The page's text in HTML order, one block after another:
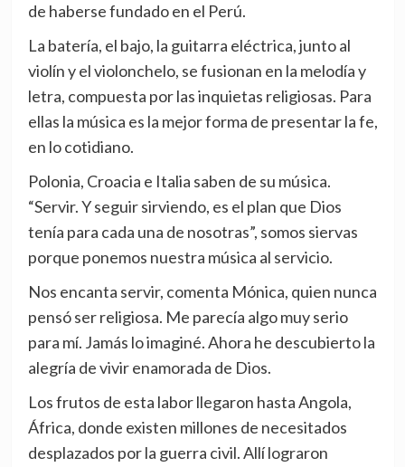
de haberse fundado en el Perú.
La batería, el bajo, la guitarra eléctrica, junto al
violín y el violonchelo, se fusionan en la melodía y
letra, compuesta por las inquietas religiosas. Para
ellas la música es la mejor forma de presentar la fe,
en lo cotidiano.
Polonia, Croacia e Italia saben de su música.
“Servir. Y seguir sirviendo, es el plan que Dios
tenía para cada una de nosotras”, somos siervas
porque ponemos nuestra música al servicio.
Nos encanta servir, comenta Mónica, quien nunca
pensó ser religiosa. Me parecía algo muy serio
para mí. Jamás lo imaginé. Ahora he descubierto la
alegría de vivir enamorada de Dios.
Los frutos de esta labor llegaron hasta Angola,
África, donde existen millones de necesitados
desplazados por la guerra civil. Allí lograron